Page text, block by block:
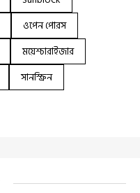
ওপেন পোরস
ময়েশ্চারাইজার
সানস্ক্রিন